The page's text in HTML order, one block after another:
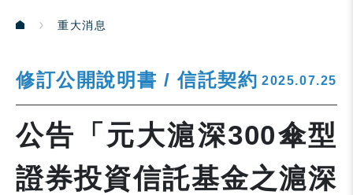
重大消息
修訂公開說明書 / 信託契約 2025.07.25
公告「元大滬深300傘型
證券投資信託基金之滬深